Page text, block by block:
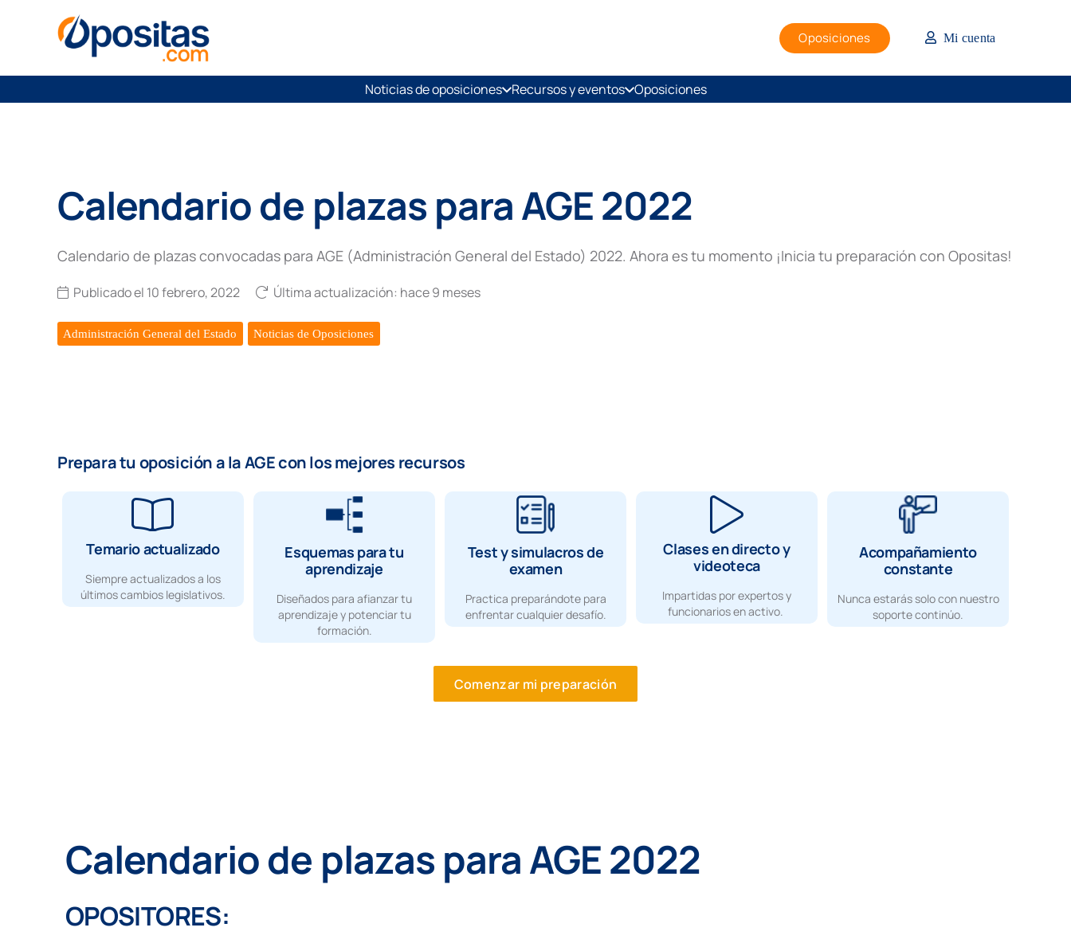
Oposiciones Mi cuenta
Noticias de oposiciones Recursos y eventos Oposiciones
Calendario de plazas para AGE 2022
Calendario de plazas convocadas para AGE (Administración General del Estado) 2022. Ahora es tu momento ¡Inicia tu preparación con Opositas!
Publicado el 10 febrero, 2022 Última actualización: hace 9 meses
Administración General del Estado Noticias de Oposiciones
Prepara tu oposición a la AGE con los mejores recursos
Temario actualizado
Siempre actualizados a los
últimos cambios legislativos.
Esquemas para tu
aprendizaje
Diseñados para afianzar tu
aprendizaje y potenciar tu
formación.
Test y simulacros de
examen
Practica preparándote para
enfrentar cualquier desafío.
Clases en directo y
videoteca
Impartidas por expertos y
funcionarios en activo.
Acompañamiento
constante
Nunca estarás solo con nuestro
soporte continúo.
Comenzar mi preparación
Calendario de plazas para AGE 2022
OPOSITORES: